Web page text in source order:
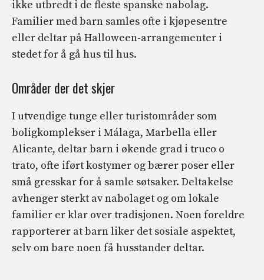
ikke utbredt i de fleste spanske nabolag.
Familier med barn samles ofte i kjøpesentre
eller deltar på Halloween-arrangementer i
stedet for å gå hus til hus.
Områder der det skjer
I utvendige tunge eller turistområder som
boligkomplekser i Málaga, Marbella eller
Alicante, deltar barn i økende grad i truco o
trato, ofte iført kostymer og bærer poser eller
små gresskar for å samle søtsaker. Deltakelse
avhenger sterkt av nabolaget og om lokale
familier er klar over tradisjonen. Noen foreldre
rapporterer at barn liker det sosiale aspektet,
selv om bare noen få husstander deltar.